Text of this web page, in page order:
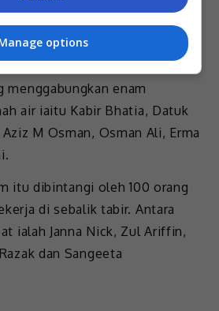
YouTube Asia Tropical
merupakan satu projek
menggabungkan enam
air iaitu Kabir Bhatia, Datuk
M Osman, Osman Ali, Erma
itu dibintangi oleh 100 orang
di sebalik tabir. Antara
ialah Janna Nick, Zul Ariffin,
dan Sangeeta
options